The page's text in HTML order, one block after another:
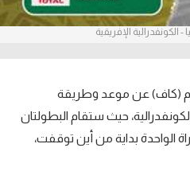
الكونفدرالية الإفريقية
(كاف) عن موعد وطريقة
حيث ستقام البطولتان
الواحدة بداية من أين توقفت،